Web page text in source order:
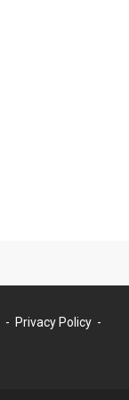
Privacy Policy